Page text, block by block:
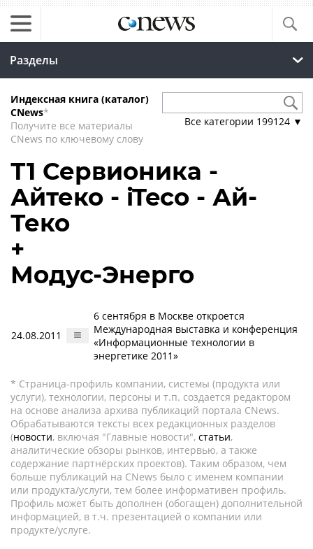
Разделы
Индексная книга (каталог)
CNews*
Получите все материалы
CNews по ключевому слову
Все категории 199124 ▼
Т1 Сервионика -
Айтеко - iTeco - Ай-
Теко
+
Модус-Энерго
24.08.2011
6 сентября в Москве откроется
Международная выставка и конференция
«Информационные технологии в
энергетике 2011»
* Страница-профиль компании, системы (продукта или
услуги), технологии, персоны и т.п. создается редактором
на основе анализа архива публикаций портала CNews.
Обрабатываются тексты всех редакционных разделов
(новости, включая "Главные новости", статьи,
аналитические обзоры рынков, интервью, а также
содержание партнёрских проектов). Таким образом, чем
больше публикаций на CNews было с именем компании
или продукта/услуги, тем более информативен профиль.
Профиль может быть дополнен (обогащен) дополнительной
информацией, в т.ч. презентацией о компании или
продукте/услуге.